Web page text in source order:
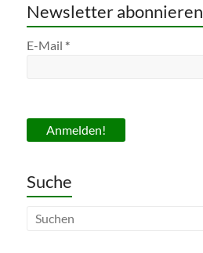
Newsletter abonnieren
E-Mail *
Suche